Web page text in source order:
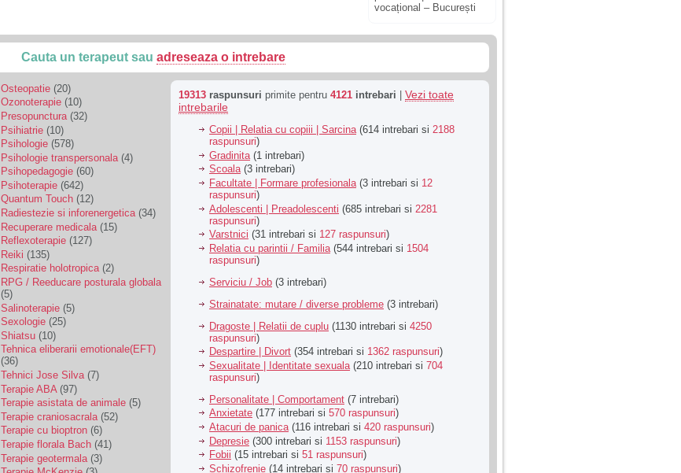
vocațional – București
Cauta un terapeut sau adreseaza o intrebare
Osteopatie (20)
Ozonoterapie (10)
Presopunctura (32)
Psihiatrie (10)
Psihologie (578)
Psihologie transpersonala (4)
Psihopedagogie (60)
Psihoterapie (642)
Quantum Touch (12)
Radiestezie si inforenergetica(34)
Recuperare medicala (15)
Reflexoterapie (127)
Reiki (135)
Respiratie holotropica(2)
RPG / Reeducare posturala globala
(5)
Salinoterapie (5)
Sexologie (25)
Shiatsu (10)
Tehnica eliberarii emotionale(EFT)
(36)
Tehnici Jose Silva(7)
Terapie ABA (97)
Terapie asistata de animale (5)
Terapie craniosacrala (52)
Terapie cu bioptron (6)
Terapie florala Bach (41)
Terapie geotermala (3)
19313 raspunsuri primite pentru 4121 intrebari
Vezi toate
intrebarile
Copii | Relatia cu copiii | Sarcina(614 intrebari si 2188
raspunsuri)
Gradinita (1 intrebari)
Scoala(3 intrebari)
Facultate | Formare profesionala (3 intrebari si 12
raspunsuri)
Adolescenti | Preadolescenti (685 intrebari si 2281
raspunsuri)
Varstnici (31 intrebari si 127 raspunsuri)
Relatia cu parintii / Familia (544 intrebari si 1504
raspunsuri)
Serviciu / Job (3 intrebari)
Strainatate: mutare / diverse probleme (3 intrebari)
Dragoste | Relatii de cuplu (1130 intrebari si 4250
raspunsuri)
Despartire | Divort (354 intrebari si 1362 raspunsuri)
Sexualitate | Identitate sexuala (210 intrebari si 704
raspunsuri)
Personalitate | Comportament (7 intrebari)
Anxietate (177 intrebari si 570 raspunsuri)
Atacuri de panica(116 intrebari si 420 raspunsuri)
Depresie (300 intrebari si 1153 raspunsuri)
Fobii (15 intrebari si 51 raspunsuri)
Schizofrenie (14 intrebari si 70 raspunsuri)